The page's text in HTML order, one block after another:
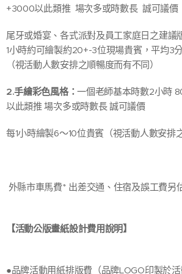
+3000以此類推 場次多或時數長 誠可議價
尾牙或婚宴、各式派對及員工家庭日之建議
1小時約可繪製約20+-3位現場貴賓，平均3
（視活動人數安排之順暢度而有不同）
2.手繪彩色風格：一個老師基本時數2小時
以此類推 場次多或時數長 誠可議價
每1小時繪製6～10位貴賓（視活動人數安排
外縣市車馬費* 出差交通、住宿及誤工費另
【活動公版畫紙設計費用說明】
●品牌活動用紙排版費（品牌LOGO印製於